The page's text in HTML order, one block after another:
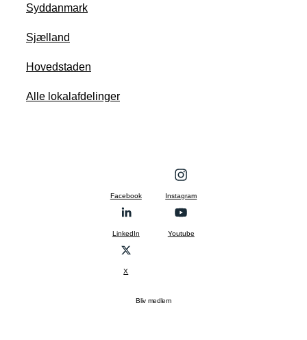
Syddanmark
Sjælland
Hovedstaden
Alle lokalafdelinger
Facebook Instagram
LinkedIn Youtube
X
Bliv medlem